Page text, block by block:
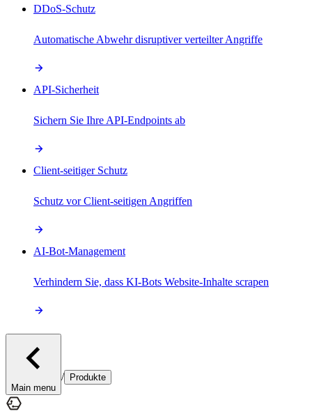
DDoS-Schutz
Automatische Abwehr disruptiver verteilter Angriffe
API-Sicherheit
Sichern Sie Ihre API-Endpoints ab
Client-seitiger Schutz
Schutz vor Client-seitigen Angriffen
AI-Bot-Management
Verhindern Sie, dass KI-Bots Website-Inhalte scrapen
Main menu
/ Produkte